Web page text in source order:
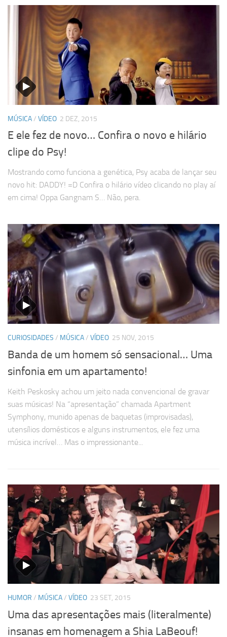
MÚSICA/ VÍDEO 2 DEZ, 2015
E ele fez de novo… Confira o novo e hilário
clipe do Psy!
Mostrando como funciona a genética, Psy acaba de lançar seu
novo hit: DADDY! =D Confira o hilário vídeo clicando no play aí
em cima! Oppa Gangnam S… Não, pera.
CURIOSIDADES / MÚSICA/ VÍDEO 25 NOV, 2015
Banda de um homem só sensacional… Uma
sinfonia em um apartamento!
Keith Peskosky achou um jeito nada convencional de gravar
suas músicas! Na “apresentação” chamada Apartment
Symphony, munido apenas de baquetas (improvisadas),
utensílios domésticos e alguns instrumentos, ele fez uma
música incrível… Mas o impressionante...
HUMOR / MÚSICA/ VÍDEO 23 SET, 2015
Uma das apresentações mais (literalmente)
insanas em homenagem a Shia LaBeouf!